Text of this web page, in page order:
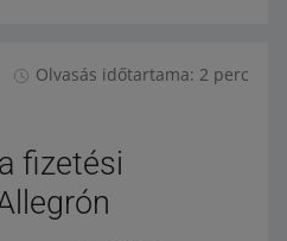
Olvasás időtartama: 2 perc
fizetési